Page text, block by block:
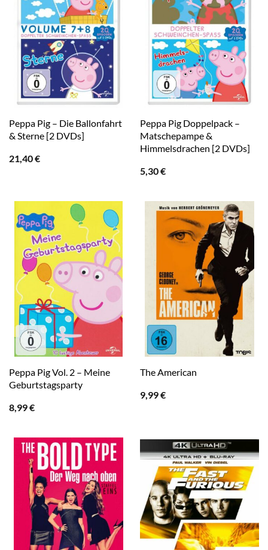
Peppa Pig – Die Ballonfahrt
& Sterne [2 DVDs]
21,40€
Peppa Pig Doppelpack –
Matschepampe &
Himmelsdrachen [2 DVDs]
5,30€
Peppa Pig Vol. 2 – Meine
Geburtstagsparty
8,99€
The American
9,99€